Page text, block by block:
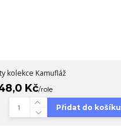
kolekce Kamufláž
Kč/role
Přidat do košíku